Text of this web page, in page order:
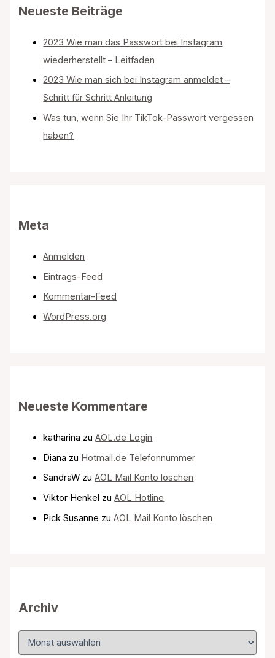
i
eNeueste Beiträge
2023 Wie man das Passwort bei Instagram
wiederherstellt – Leitfaden
2023 Wie man sich bei Instagram anmeldet –
Schritt für Schritt Anleitung
Was tun, wenn Sie Ihr TikTok-Passwort vergessen
haben?
Meta
Anmelden
Eintrags-Feed
Kommentar-Feed
WordPress.org
Neueste Kommentare
katharina zuAOL.de Login
Diana zu Hotmail.de Telefonnummer
SandraW zuAOL Mail Konto löschen
Viktor Henkel zuAOL Hotline
Pick Susanne zuAOL Mail Konto löschen
Archiv
A